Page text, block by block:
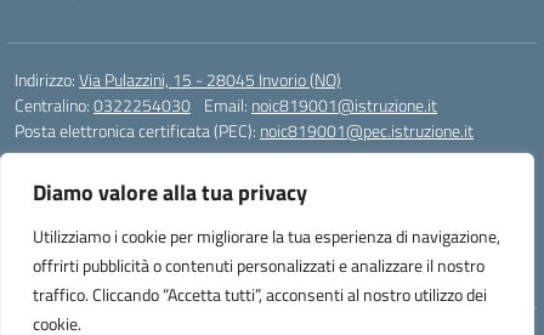
Diamo valore alla tua privacy
Utilizziamo i cookie per migliorare la tua esperienza di navigazione,
offrirti pubblicità o contenuti personalizzati e analizzare il nostro
traffico. Cliccando “Accetta tutti”, acconsenti al nostro utilizzo dei
cookie.
Indirizzo:Via Pulazzini, 15 - 28045 Invorio (NO)
Centralino:0322254030 Email: noic819001@istruzione.it
Posta elettronica certificata (PEC): noic819001@pec.istruzione.it
Codice meccanografico:NOIC819001
Codice Indice delle Pubbliche Amministrazioni (IPA): istsc_noic819001
Codice unico di fatturazione (CUF): UFZ9M3